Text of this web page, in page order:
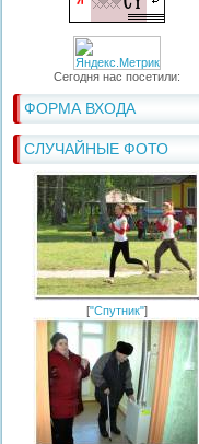
Сегодня нас посетили:
ФОРМА ВХОДА
СЛУЧАЙНЫЕ ФОТО
["Спутник"]